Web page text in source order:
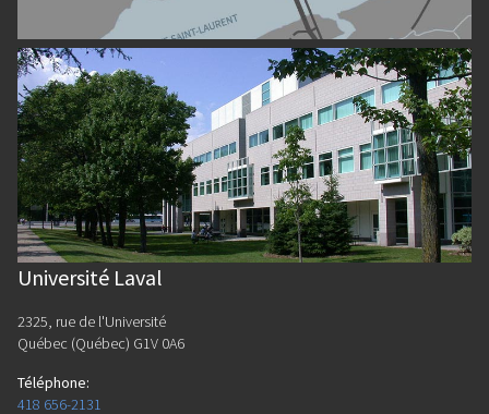
Université Laval
2325, rue de l'Université
Québec (Québec) G1V 0A6
Téléphone:
418 656-2131